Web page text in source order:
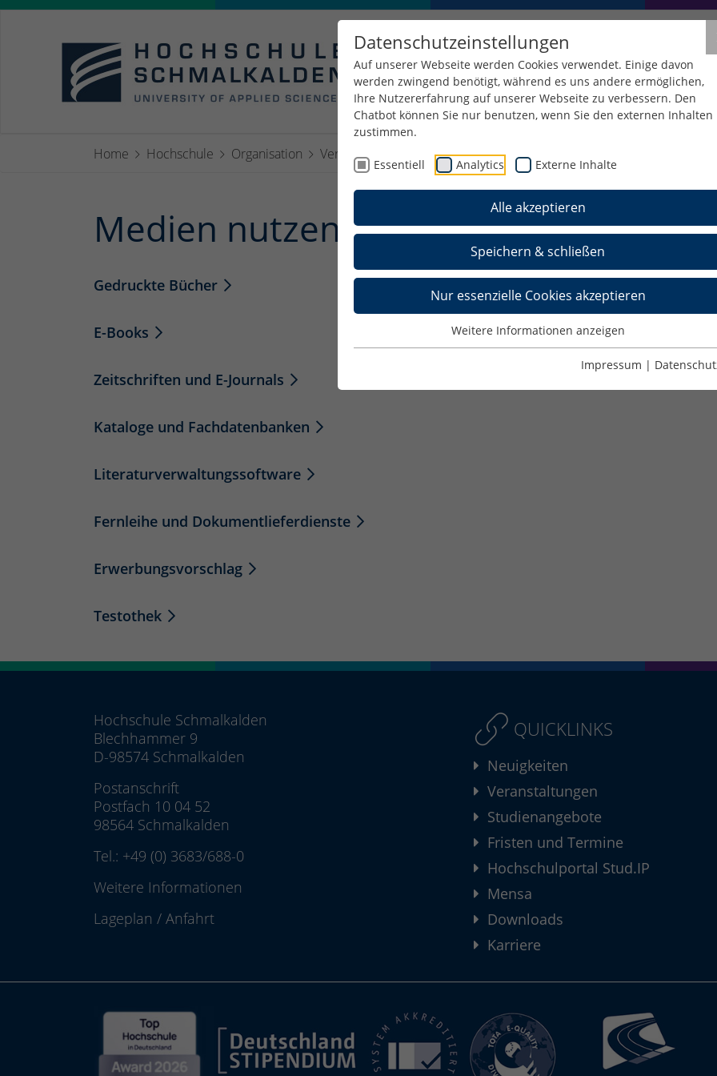
Datenschutzeinstellungen
Auf unserer Webseite werden Cookies verwendet. Einige davon
werden zwingend benötigt, während es uns andere ermöglichen,
Ihre Nutzererfahrung auf unserer Webseite zu verbessern. Den
Chatbot können Sie nur benutzen, wenn Sie den externen Inhalten
zustimmen.
Essentiell Analytics Externe Inhalte
Alle akzeptieren
Speichern & schließen
Nur essenzielle Cookies akzeptieren
Weitere Informationen anzeigen
Impressum |
Home Hochschule Organisation Verwaltung Zentrale Einrichtungen
Medien nutzen
Gedruckte Bücher
E-Books
Zeitschriften und E-Journals
Kataloge und Fachdatenbanken
Literaturverwaltungssoftware
Fernleihe und Dokumentlieferdienste
Erwerbungsvorschlag
Testothek
Hochschule Schmalkalden
Blechhammer 9
D-98574 Schmalkalden
Postanschrift
Postfach 10 04 52
98564 Schmalkalden
Tel.: +49 (0) 3683/688-0
Weitere Informationen
Lageplan / Anfahrt
QUICKLINKS
Neuigkeiten
Veranstaltungen
Studienangebote
Fristen und Termine
Hochschulportal Stud.IP
Mensa
Downloads
Karriere